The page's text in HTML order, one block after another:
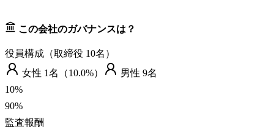
この会社のガバナンスは？
役員構成（取締役 10名）
女性 1名（10.0%） 男性 9名
10%
90%
監査報酬